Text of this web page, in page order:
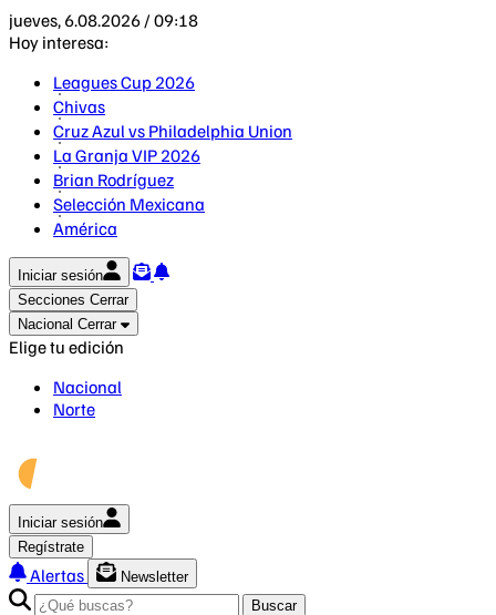
jueves, 6.08.2026 / 09:18
Hoy interesa:
Leagues Cup 2026
Chivas
Cruz Azul vs Philadelphia Union
La Granja VIP 2026
Brian Rodríguez
Selección Mexicana
América
Iniciar sesión
Secciones Cerrar
Nacional Cerrar
Elige tu edición
Nacional
Norte
Iniciar sesión
Regístrate
Alertas
Newsletter
Buscar